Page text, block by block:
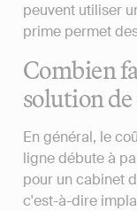
peuvent utiliser
prime permet
Combien
solution
En général, le
ligne débute à
pour un cabinet
c'est-à-dire